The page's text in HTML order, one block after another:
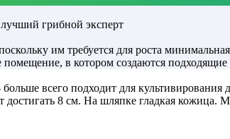
грибной эксперт
им требуется для роста
в котором создаются
всего подходит для культивирования
8 см. На шляпке гладкая кожица.